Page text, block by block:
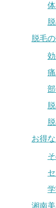
脱毛
お得
湘南